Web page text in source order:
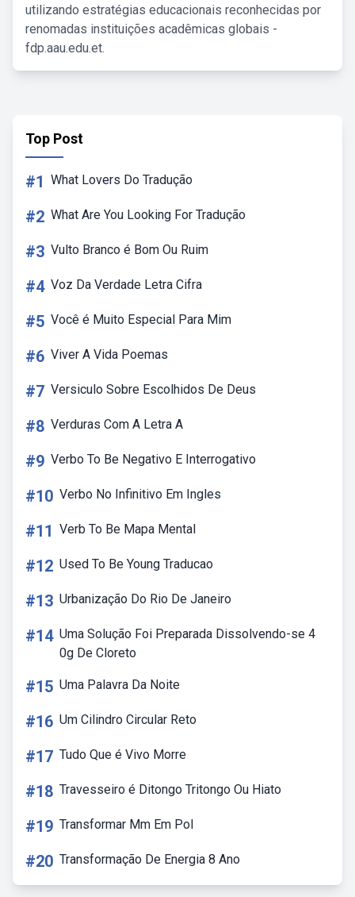
utilizando estratégias educacionais reconhecidas por
renomadas instituições acadêmicas globais -
fdp.aau.edu.et.
Top Post
#1 What Lovers Do Tradução
#2 What Are You Looking For Tradução
#3 Vulto Branco é Bom Ou Ruim
#4 Voz Da Verdade Letra Cifra
#5 Você é Muito Especial Para Mim
#6 Viver A Vida Poemas
#7 Versiculo Sobre Escolhidos De Deus
#8 Verduras Com A Letra A
#9 Verbo To Be Negativo E Interrogativo
#10 Verbo No Infinitivo Em Ingles
#11 Verb To Be Mapa Mental
#12 Used To Be Young Traducao
#13 Urbanização Do Rio De Janeiro
#14 Uma Solução Foi Preparada Dissolvendo-se 4
0g De Cloreto
#15 Uma Palavra Da Noite
#16 Um Cilindro Circular Reto
#17 Tudo Que é Vivo Morre
#18 Travesseiro é Ditongo Tritongo Ou Hiato
#19 Transformar Mm Em Pol
#20 Transformação De Energia 8 Ano